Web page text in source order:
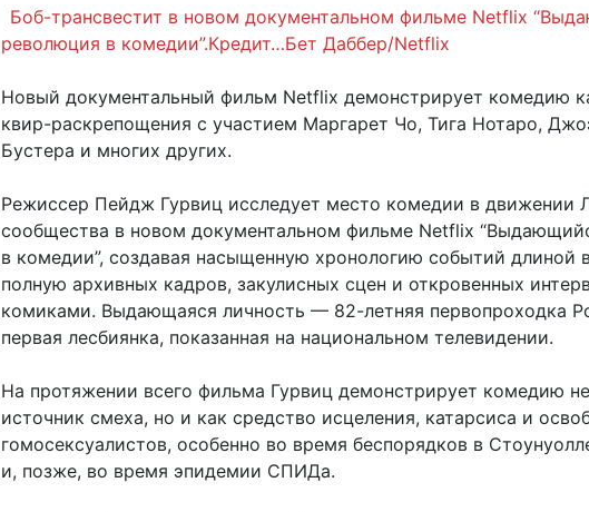
Боб-трансвестит в новом документальном фильме Netflix
революция в комедии”.Кредит…Бет Даббер/Netflix
Новый документальный фильм Netflix демонстрирует комедию
квир-раскрепощения с участием Маргарет Чо, Тига Нотаро,
Бустера и многих других.
Режиссер Пейдж Гурвиц исследует место комедии в движении
сообщества в новом документальном фильме Netflix
в комедии”, создавая насыщенную хронологию событий длиной
полную архивных кадров, закулисных сцен и откровенных
комиками. Выдающаяся личность — 82-летняя первопроходка
первая лесбиянка, показанная на национальном телевидении.
На протяжении всего фильма Гурвиц демонстрирует комедию
источник смеха, но и как средство исцеления, катарсиса и
гомосексуалистов, особенно во время беспорядков в
и, позже, во время эпидемии СПИДа.